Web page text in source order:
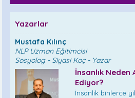
Yazarlar
Mustafa Kılınç
NLP Uzman Eğitimcisi
Sosyolog - Siyasi Koç - Yazar
İnsanlık Neden
Ediyor?
İnsanlık binlerce